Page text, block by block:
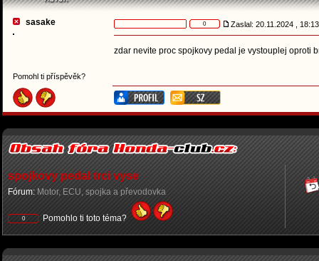
sasake 0 Zaslal: 20.11.2024 ,
zdar nevite proc spojkovy pedal je vystouplej oproti
Pomohl ti příspěvěk?
spojkovy pedal trci vyse
Fórum: Motor, ECU, spojka a převodovka
0 Pomohlo ti toto téma?